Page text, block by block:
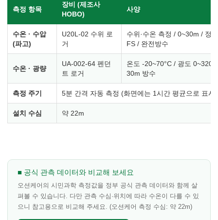
측정 항목
장비 (제조사
HOBO)
사양
수온 · 수압
(파고)
U20L-02 수위 로
거
수위·수온 측정 / 0~30m / 정
FS / 완전방수
수온 · 광량
UA-002-64 펜던
트 로거
온도 -20~70°C / 광도
30m 방수
측정 주기 5분 간격 자동 측정 (화면에는 1시간 평균으로 표시)
설치 수심 약 22m
■ 공식 관측 데이터와 비교해 보세요
오션케어의 시민과학 측정값을 정부 공식 관측 데이터와 함께 살
펴볼 수 있습니다. 다만 관측 수심·위치에 따라 수온이 다를 수 있
으니 참고용으로 비교해 주세요. (오션케어 측정 수심: 약 22m)